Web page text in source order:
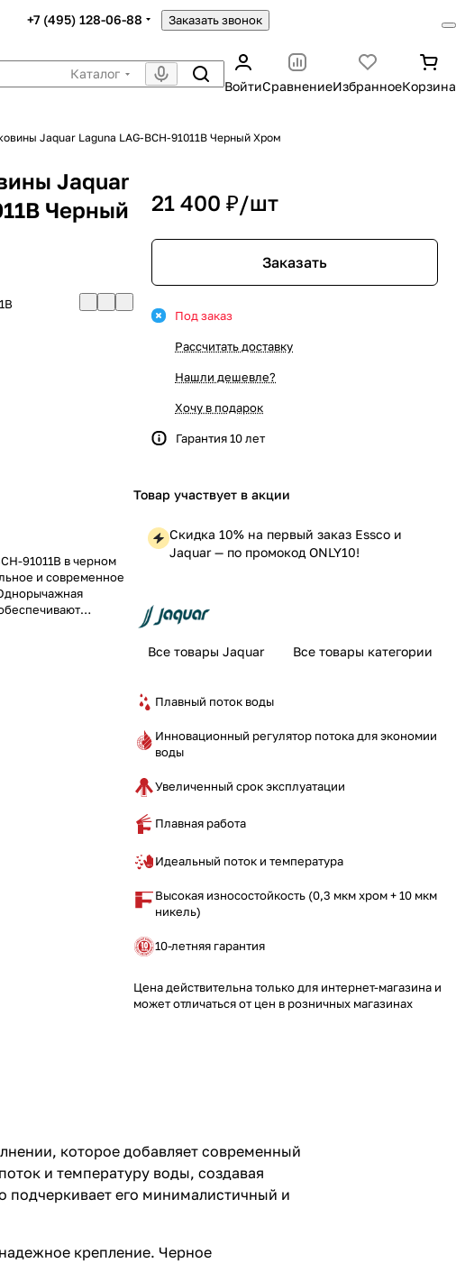
+7 (495) 128-06-88 Заказать звонок
Каталог
ВойтиСравнениеИзбранноеКорзина
Jaquar Laguna LAG-BCH-91011B Черный Хром
Jaquar
Черный
91011B в черном
и современное
Смеситель
ему
21 400 ₽/шт
Заказать
Под заказ
Рассчитать доставку
Нашли дешевле?
Хочу в подарок
Гарантия 10 лет
Товар участвует в акции
Скидка 10% на первый заказ Essco и
Jaquar — по промокод ONLY10!
Все товары Jaquar Все товары категории
Плавный поток воды
Инновационный регулятор потока для экономии
воды
Увеличенный срок эксплуатации
Плавная работа
Идеальный поток и температура
Высокая износостойкость (0,3 мкм хром + 10 мкм
никель)
10-летняя гарантия
Цена действительна только для интернет-магазина и
может отличаться от цен в розничных магазинах
которое добавляет современный
и температуру воды, создавая
его минималистичный и
крепление. Черное